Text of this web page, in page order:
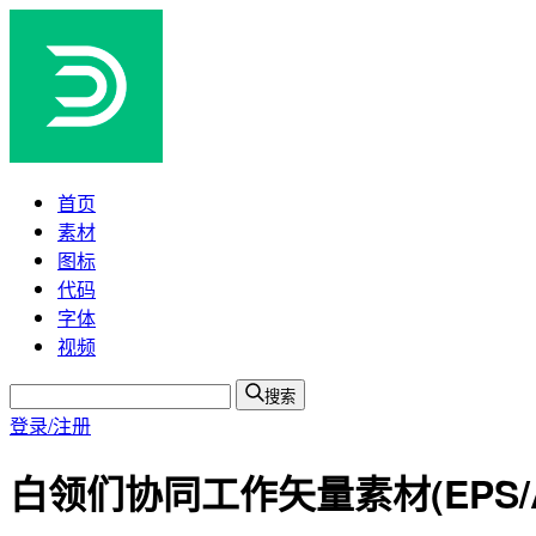
首页
素材
图标
代码
字体
视频
搜索
登录/注册
白领们协同工作矢量素材